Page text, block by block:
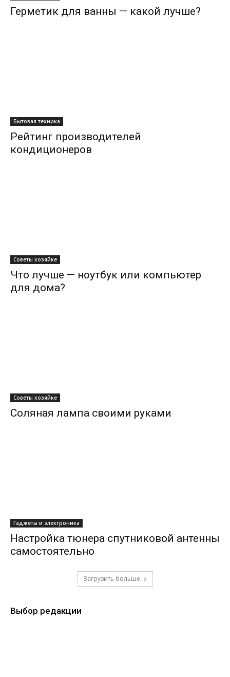
Герметик для ванны — какой лучше?
Бытовая техника
Рейтинг производителей
кондиционеров
Советы хозяйке
Что лучше — ноутбук или компьютер
для дома?
Советы хозяйке
Соляная лампа своими руками
Гаджеты и электроника
Настройка тюнера спутниковой антенны
самостоятельно
Загрузить больше
Выбор редакции